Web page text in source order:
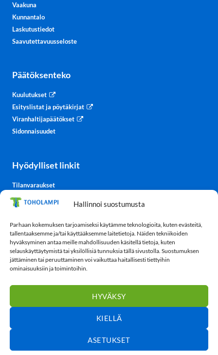
Hallinnoi suostumusta
Parhaan kokemuksen tarjoamiseksi käytämme teknologioita, kuten evästeitä,
tallentaaksemme ja/tai käyttääksemme laitetietoja. Näiden tekniikoiden
hyväksyminen antaa meille mahdollisuuden käsitellä tietoja, kuten
selauskäyttäytymistä tai yksilöllisiä tunnuksia tällä sivustolla. Suostumuksen
jättäminen tai peruuttaminen voi vaikuttaa haitallisesti tiettyihin
ominaisuuksiin ja toimintoihin.
HYVÄKSY
KIELLÄ
ASETUKSET
Vaakuna
Kunnantalo
Laskutustiedot
Saavutettavuusseloste
Päätöksenteko
Kuulutukset
Esityslistat ja pöytäkirjat
Viranhaltijapäätökset
Sidonnaisuudet
Hyödylliset linkit
Tilanvaraukset
Kulttuurisali-TV
Säätiedot
TohoTube
Tietosuoja
Evästekäytäntö (EU)
Toholampi © 2026